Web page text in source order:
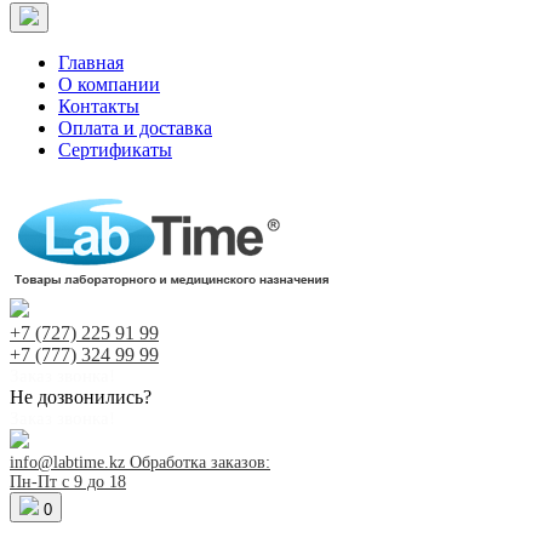
Главная
О компании
Контакты
Оплата и доставка
Сертификаты
+7 (727) 225 91 99
+7 (777) 324 99 99
Не дозвонились?
info@labtime.kz Обработка заказов:
Пн-Пт с 9 до 18
0